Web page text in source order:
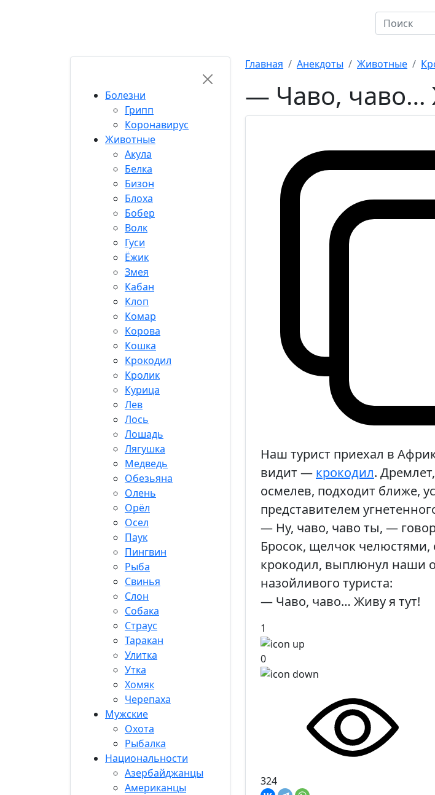
Болезни
Грипп
Коронавирус
Животные
Акула
Белка
Бизон
Блоха
Бобер
Волк
Гуси
Ёжик
Змея
Кабан
Клоп
Комар
Корова
Кошка
Крокодил
Кролик
Курица
Лев
Лось
Лошадь
Лягушка
Медведь
Обезьяна
Олень
Орёл
Осел
Паук
Пингвин
Рыба
Свинья
Слон
Собака
Страус
Таракан
Улитка
Утка
Хомяк
Черепаха
Мужские
Охота
Рыбалка
Национальности
Азербайджанцы
Американцы
Главная Анекдоты Животные
— Чаво, чаво…
Наш турист приехал в
видит — крокодил.
осмелев, подходит ближе,
представителем
— Ну, чаво, чаво ты, —
Бросок, щелчок
крокодил, выплюнул наши
назойливого туриста:
— Чаво, чаво… Живу я тут!
1
0
324